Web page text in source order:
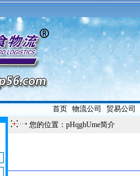
首页| 物流公司 贸易公司
您的位置：pHqghUme简介